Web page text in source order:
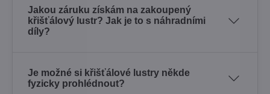
Jakou záruku získám na zakoupený
křišťálový lustr? Jak je to s náhradními
díly?
Je možné si křišťálové lustry někde
fyzicky prohlédnout?